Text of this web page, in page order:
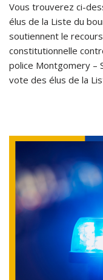
Vous trouverez ci-
élus de la Liste du
soutiennent le
constitutionnelle
police Montgomery –
vote des élus de la